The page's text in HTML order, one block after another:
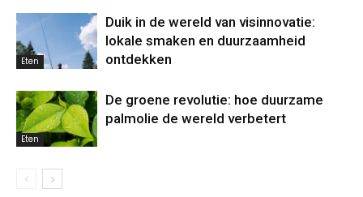
Eten
Duik in de wereld van visinnovatie:
lokale smaken en duurzaamheid
ontdekken
Eten
De groene revolutie: hoe duurzame
palmolie de wereld verbetert